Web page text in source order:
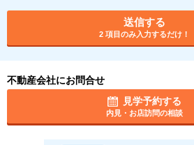
送信する
2 項目のみ入力するだけ！
不動産会社にお問合せ
見学予約する
内見・お店訪問の相談